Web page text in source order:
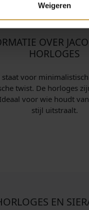
Weigeren
OVER
HORLOGES
staat voor
twist. De horloges
voor wie houdt
stijl uitstraalt.
EN